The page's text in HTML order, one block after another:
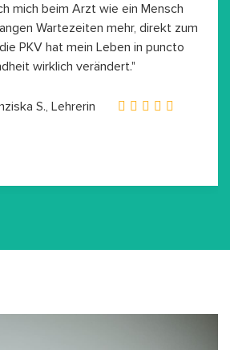
mich beim Arzt wie ein Mensch
Wartezeiten mehr, direkt zum
PKV hat mein Leben in puncto
wirklich verändert."
S., Lehrerin